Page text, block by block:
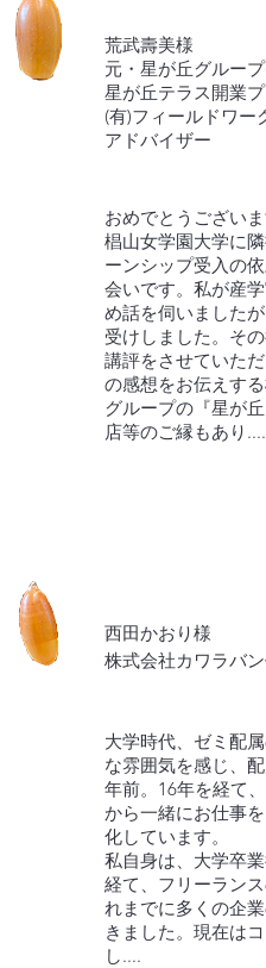
荒武壽美様
元・星が丘グルー
星が丘テラス開業
(有)フィールドワ
アドバイザー
おめでとうございま
椙山女学園大学に
ーンシップ受入の
会いです。私が産
め話を伺いました
受けしました。そ
講評をさせていた
の感想をお伝えす
グループの『星が
店等のご縁もあり....
西田かおり様
株式会社カワラバ
大学時代、ゼミ配
な雰囲気を感じ、
年前。16年を経て
から一緒にお仕事
化しています。
私自身は、大学卒
経て、フリーラン
れまでに多くの企
きました。現在は
し....